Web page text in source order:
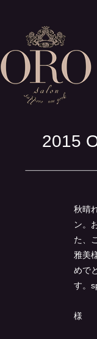
2015
秋晴
ン。
た、
雅美
めで
す。
日